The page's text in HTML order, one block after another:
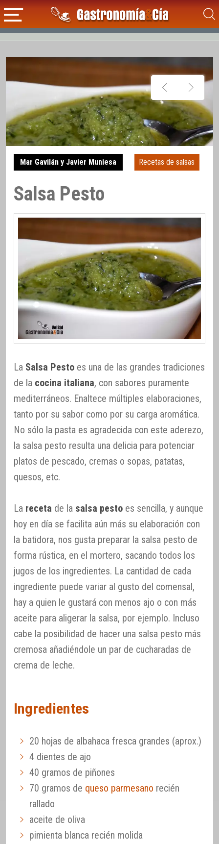
Mar Gavilán y Javier Muniesa Recetas de salsas
Salsa Pesto
La Salsa Pesto es una de las grandes tradiciones
de la cocina italiana, con sabores puramente
mediterráneos. Enaltece múltiples elaboraciones,
tanto por su sabor como por su carga aromática.
No sólo la pasta es agradecida con este aderezo,
la salsa pesto resulta una delicia para potenciar
platos de pescado, cremas o sopas, patatas,
quesos, etc.
La receta de la salsa pesto es sencilla, y aunque
hoy en día se facilita aún más su elaboración con
la batidora, nos gusta preparar la salsa pesto de
forma rústica, en el mortero, sacando todos los
jugos de los ingredientes. La cantidad de cada
ingrediente puede variar al gusto del comensal,
hay a quien le gustará con menos ajo o con más
aceite para aligerar la salsa, por ejemplo. Incluso
cabe la posibilidad de hacer una salsa pesto más
cremosa añadiéndole un par de cucharadas de
crema de leche.
Ingredientes
20 hojas de albahaca fresca grandes (aprox.)
4 dientes de ajo
40 gramos de piñones
70 gramos de queso parmesano recién
rallado
aceite de oliva
pimienta blanca recién molida